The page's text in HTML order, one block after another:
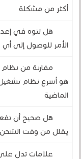
أكثر من مشكلة
هل تتوه في
الأمر للوصول إلى
الماضية
هل صحيح أن
يقلل من وقت الشحن
علامات تدل